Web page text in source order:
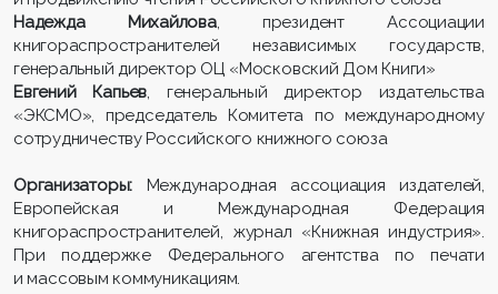
Надежда Михайлова, президент Ассоциации
книгораспространителей независимых государств,
генеральный директор ОЦ «Московский Дом Книги»
Евгений Капьев, генеральный директор издательства
«ЭКСМО», председатель Комитета по международному
сотрудничеству Российского книжного союза
Организаторы: Международная ассоциация издателей,
Европейская и Международная Федерация
книгораспространителей, журнал «Книжная индустрия».
При поддержке Федерального агентства по печати
и массовым коммуникациям.